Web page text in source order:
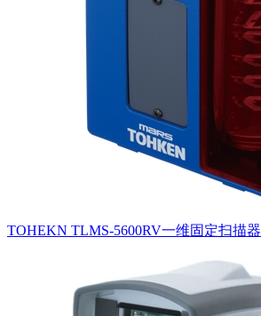
TOHEKN TLMS-5600RV一维固定扫描器